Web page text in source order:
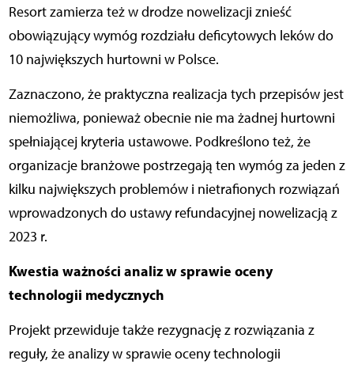
Resort zamierza też w drodze nowelizacji znieść
obowiązujący wymóg rozdziału deficytowych leków do
10 największych hurtowni w Polsce.
Zaznaczono, że praktyczna realizacja tych przepisów jest
niemożliwa, ponieważ obecnie nie ma żadnej hurtowni
spełniającej kryteria ustawowe. Podkreślono też, że
organizacje branżowe postrzegają ten wymóg za jeden z
kilku największych problemów i nietrafionych rozwiązań
wprowadzonych do ustawy refundacyjnej nowelizacją z
2023 r.
Kwestia ważności analiz w sprawie oceny
technologii medycznych
Projekt przewiduje także rezygnację z rozwiązania z
reguły, że analizy w sprawie oceny technologii